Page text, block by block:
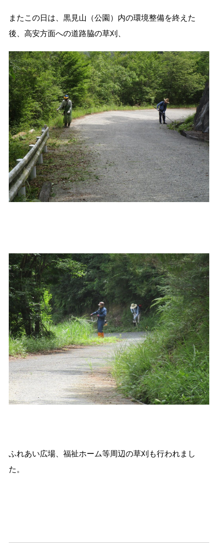
またこの日は、黒見山（公園）内の環境整備を終えた
後、高安方面への道路脇の草刈、
ふれあい広場、福祉ホーム等周辺の草刈も行われまし
た。